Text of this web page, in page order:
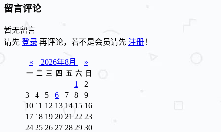
留言评论
暂无留言
请先 登录 再评论，若不是会员请先 注册！
« 2026年8月 »
一 二 三 四 五 六 日
1
2
3
4 5 6 7 8
9
10 11 12 13 14 15 16
17 18 19 20 21 22 23
24 25 26 27 28 29 30